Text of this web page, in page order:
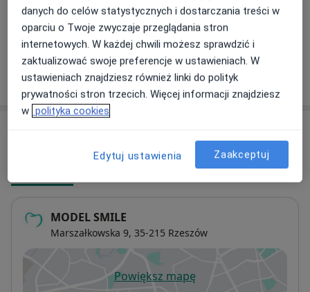
zębów. Moim priorytetem jest zdrowie,
bezpieczeństwo i komfort pacjenta.
W moim gabinecie wykonujemy pełen zakres
zabiegów z zakresu chirurgii stomatologicznej i
implantologii.
Konsultacja online
150 zł Szczegóły
W jaki sposób ustalane są ceny?
Adres 2 Online
MODEL SMILE
Marszałkowska 9, 35-215 Rzeszów
Powiększ mapęotwiera się w nowej karcie
danych do celów statystycznych i dostarczania treści w
oparciu o Twoje zwyczaje przeglądania stron
internetowych. W każdej chwili możesz sprawdzić i
zaktualizować swoje preferencje w ustawieniach. W
ustawieniach znajdziesz również linki do polityk
prywatności stron trzecich. Więcej informacji znajdziesz
w polityka cookies
Edytuj ustawienia Zaakceptuj